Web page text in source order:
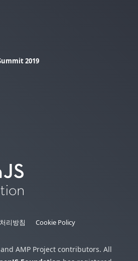
2019
리방침 Cookie Policy
and AMP Project contributors. All